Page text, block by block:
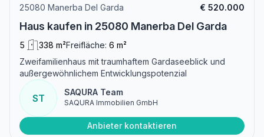
25080 Manerba Del Garda € 520.000
Haus kaufen in 25080 Manerba Del Garda
5 338 m²Freifläche: 6 m²
Zweifamilienhaus mit traumhaftem Gardaseeblick und
außergewöhnlichem Entwicklungspotenzial
ST
SAQURA Team
SAQURA Immobilien GmbH
Anbieter kontaktieren